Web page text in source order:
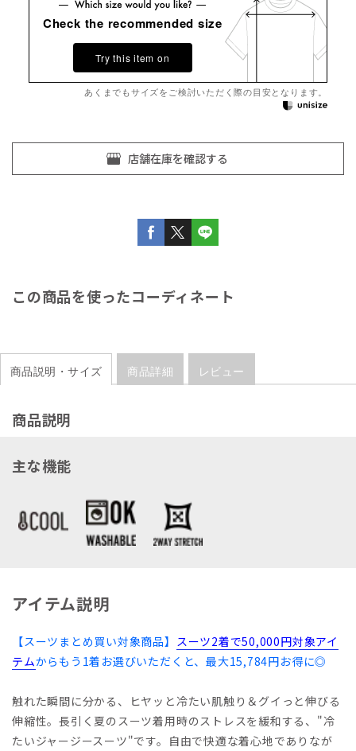
Check the recommended size
Try this item on
あくまでもサイズをご検討いただく際の目安となります。
この商品を使ったコーディネート
商品説明・サイズ 商品詳細 レビュー
商品説明
主な機能
アイテム説明
【スーツまとめ買い対象商品】 スーツ2着で50,000円対象アイ
テムからもう1着お選びいただくと、最大15,784円お得に◎
触れた瞬間に分かる、ヒヤッと冷たい肌触り＆グイっと伸びる
伸縮性。長引く夏のスーツ着用時のストレスを緩和する、"冷
たいジャージースーツ"です。自由で快適な着心地でありなが